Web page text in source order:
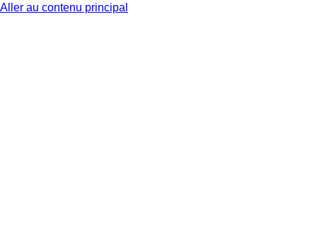
Aller au contenu principal